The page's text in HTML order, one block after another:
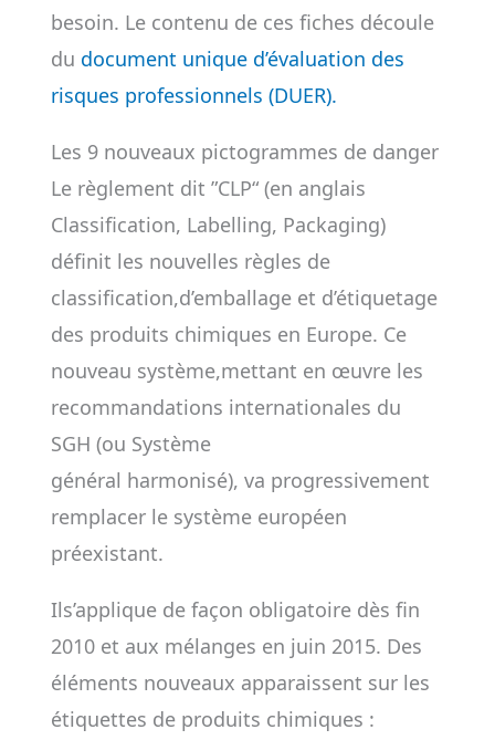
besoin. Le contenu de ces fiches découle
du document unique d’évaluation des
risques professionnels (DUER).
Les 9 nouveaux pictogrammes de danger
Le règlement dit ”CLP“ (en anglais
Classification, Labelling, Packaging)
définit les nouvelles règles de
classification,d’emballage et d’étiquetage
des produits chimiques en Europe. Ce
nouveau système,mettant en œuvre les
recommandations internationales du
SGH (ou Système
général harmonisé), va progressivement
remplacer le système européen
préexistant.
Ils’applique de façon obligatoire dès fin
2010 et aux mélanges en juin 2015. Des
éléments nouveaux apparaissent sur les
étiquettes de produits chimiques :